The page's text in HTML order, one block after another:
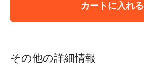
カートに入れる
その他の詳細情報